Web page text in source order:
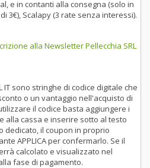
e in contanti alla consegna (solo in
3€), Scalapy (3 rate senza interessi).
alla Newsletter Pellecchia SRL
IT sono stringhe di codice digitale che
o un vantaggio nell'acquisto di
il codice basta aggiungere i
alla cassa e inserire sotto al testo
dedicato, il coupon in proprio
APPLICA per confermarlo. Se il
calcolato e visualizzato nel
fase di pagamento.